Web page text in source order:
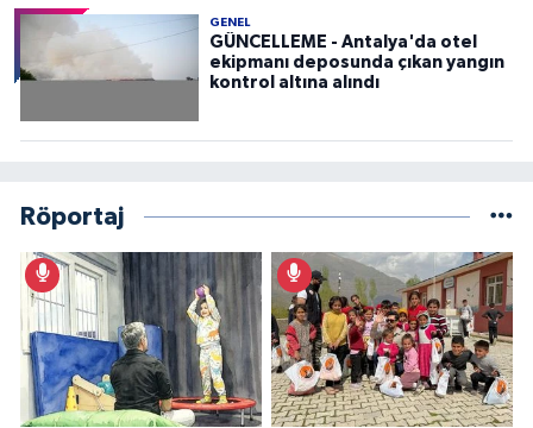
GENEL
GÜNCELLEME - Antalya'da otel
ekipmanı deposunda çıkan yangın
kontrol altına alındı
Röportaj